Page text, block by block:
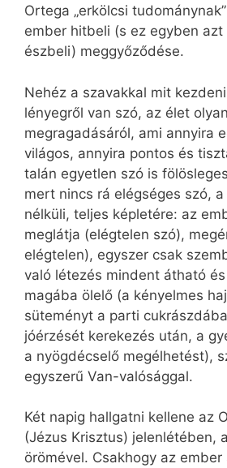
Ortega „erkölcsi
ember hitbeli (s ez egyben azt
észbeli) meggyőződése.
Nehéz a szavakkal mit
lényegről van szó, az élet
megragadásáról, ami annyira
világos, annyira pontos és
talán egyetlen szó is
mert nincs rá elégséges szó,
nélküli, teljes képletére: az
meglátja (elégtelen szó),
elégtelen), egyszer csak
való létezés mindent átható
magába ölelő (a kényelmes
süteményt a parti
jóérzését kerekezés után, a
a nyögdécselő megélhetést),
egyszerű Van-valósággal.
Két napig hallgatni kellene az
(Jézus Krisztus) jelenlétében,
örömével. Csakhogy az ember